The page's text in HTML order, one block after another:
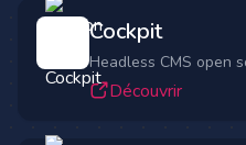
Cockpit
Headless CMS open
Découvrir